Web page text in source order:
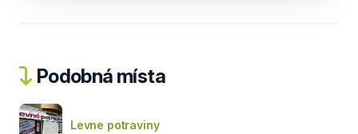
Podobná místa
Levne potraviny